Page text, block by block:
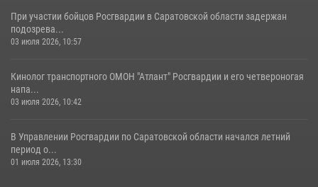
При участии бойцов Росгвардии в Саратовской области задержан
подозрева...
03 июля 2026, 10:57
Кинолог транспортного ОМОН "Атлант" Росгвардии и его четвероногая
напа...
03 июля 2026, 10:42
В Управлении Росгвардии по Саратовской области начался летний
период о...
01 июля 2026, 13:30